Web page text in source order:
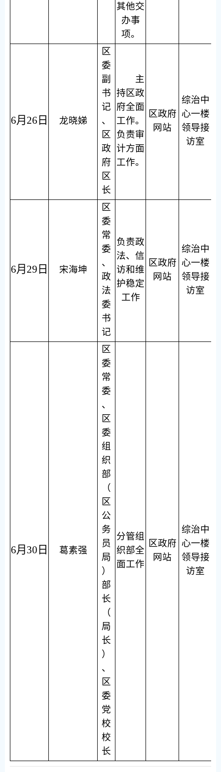
其他交
办事
项。
6月26日 龙晓娣
区
委
副
书
记
、
区
政
府
区
长
主
持区政
府全面
工作。
负责审
计方面
工作。
区政府
网站
综治中
心一楼
领导接
访室
6月29日 宋海坤
区
委
常
委
、
政
法
委
书
记
负责政
法、信
访和维
护稳定
工作
区政府
网站
综治中
心一楼
领导接
访室
6月30日 葛素强
区
委
常
委
、
区
委
组
织
部
（
区
公
务
员
局
）
部
长
（
局
长
）
、
区
委
党
校
校
长
分管组
织部全
面工作
区政府
网站
综治中
心一楼
领导接
访室